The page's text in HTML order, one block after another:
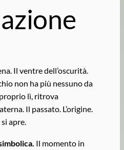
Il ventre dell’oscurità.
non ha più nessuno da
lì, ritrova
Il passato. L’origine.
apre.
Il momento in